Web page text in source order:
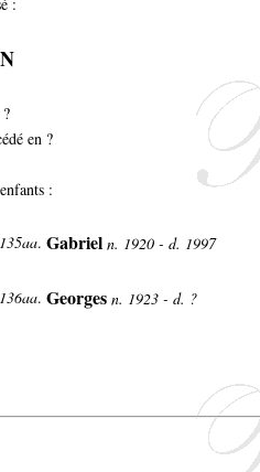
:
en ?
:
135aa. Gabriel n. 1920 - d. 1997
136aa. Georges n. 1923 - d. ?